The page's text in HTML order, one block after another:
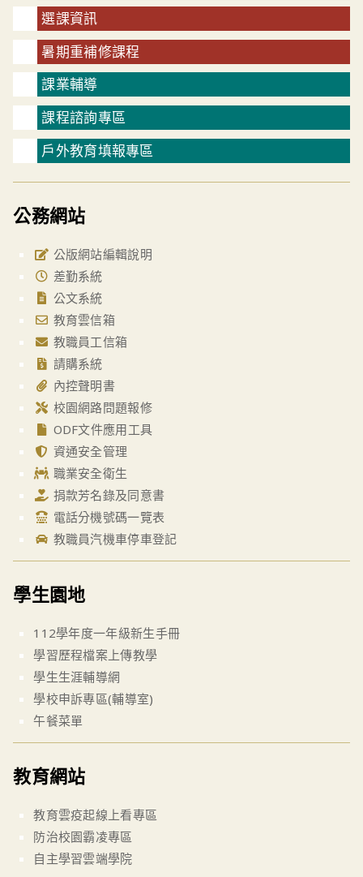
選課資訊
暑期重補修課程
課業輔導
課程諮詢專區
戶外教育填報專區
公務網站
公版網站編輯說明
差勤系統
公文系統
教育雲信箱
教職員工信箱
請購系統
內控聲明書
校園網路問題報修
ODF文件應用工具
資通安全管理
職業安全衛生
捐款芳名錄及同意書
電話分機號碼一覽表
教職員汽機車停車登記
學生園地
112學年度一年級新生手冊
學習歷程檔案上傳教學
學生生涯輔導網
學校申訴專區(輔導室)
午餐菜單
教育網站
教育雲疫起線上看專區
防治校園霸凌專區
自主學習雲端學院